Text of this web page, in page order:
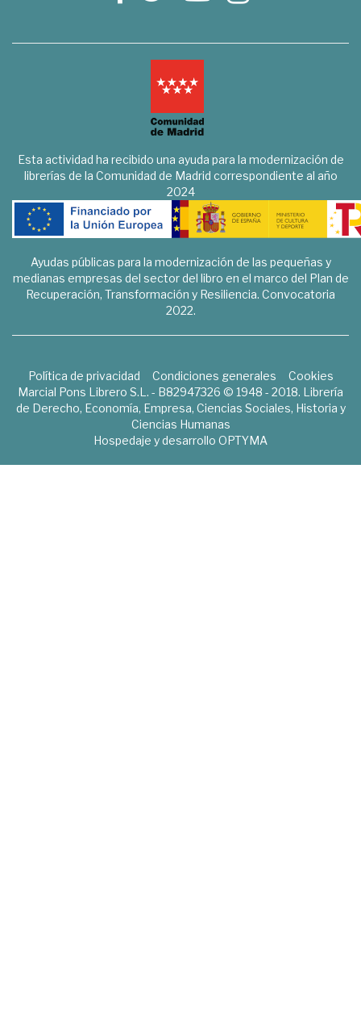
Esta actividad ha recibido una ayuda para la modernización de
librerías de la Comunidad de Madrid correspondiente al año
2024
Ayudas públicas para la modernización de las pequeñas y
medianas empresas del sector del libro en el marco del Plan de
Recuperación, Transformación y Resiliencia. Convocatoria
2022.
Política de privacidad Condiciones generales
Cookies
Marcial Pons Librero S.L. - B82947326 © 1948 - 2018. Librería
de Derecho, Economía, Empresa, Ciencias Sociales, Historia y
Ciencias Humanas
Hospedaje y desarrollo OPTYMA